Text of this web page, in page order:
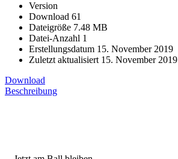
Version
Download 61
Dateigröße 7.48 MB
Datei-Anzahl 1
Erstellungsdatum 15. November 2019
Zuletzt aktualisiert 15. November 2019
Download
Beschreibung